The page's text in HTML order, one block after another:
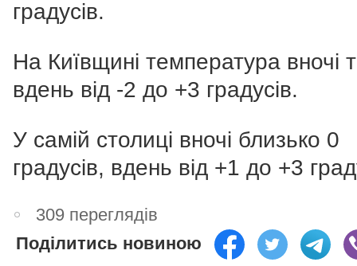
градусів.
На Київщині температура вночі
вдень від -2 до +3 градусів.
У самій столиці вночі близько 0
градусів, вдень від +1 до +3
309 переглядів
Поділитись новиною